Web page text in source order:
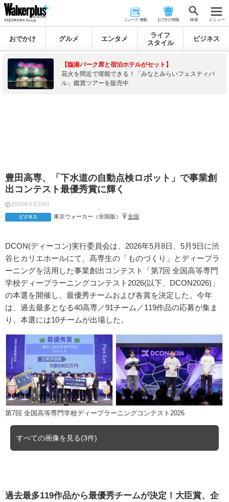
ニュース･連載 おでかけ情報 検 索 メニュー
おでかけ グルメ エンタメ
ライフ
スタイル
ビジネス
【臨港パーク席と宿泊ホテルがセット】
花火を間近で堪能できる！「みなとみらいフェスティバ
ル」鑑賞ツアーを販売中
豊田高専、「下水道の自動点検ロボット」で事業創
出コンテスト最優秀賞に輝く
2026年5月29日
ビジネス 東京ウォーカー（全国版） 全国
DCON(ディーコン)実行委員会は、2026年5月8日、5月9日に渋
谷ヒカリエホールにて、高専生の「ものづくり」とディープラ
ーニングを活用した事業創出コンテスト「第7回 全国高等専門
学校ディープラーニングコンテスト2026(以下、DCON2026)」
の本選を開催し、最優秀チームおよび各賞を決定した。今年
は、過去最多となる40⾼専／91チーム／119作品の応募が集ま
り、本選には10チームが出場した。
第7回 全国高等専門学校ディープラーニングコンテスト2026
すべての画像を見る(3件)
過去最多119作品から最優秀チームが決定！大臣賞、企